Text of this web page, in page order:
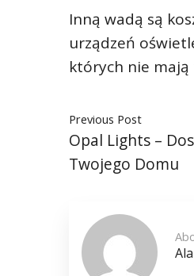
Inną wadą są
urządzeń
których nie
Previous Post
Opal Lights –
Twojego Domu